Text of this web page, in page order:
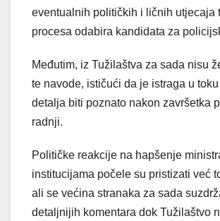
eventualnih političkih i ličnih utjecaja
procesa odabira kandidata za
Međutim, iz Tužilaštva za sada nisu
te navode, ističući da je istraga u
detalja biti poznato nakon završetka
radnji.
Političke reakcije na hapšenje
institucijama počele su pristizati već
ali se većina stranaka za sada
detaljnijih komentara dok Tužilaštvo